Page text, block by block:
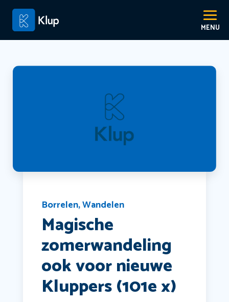
Borrelen,Wandelen
Magische
zomerwandeling
ook voor nieuwe
Kluppers (101e x)